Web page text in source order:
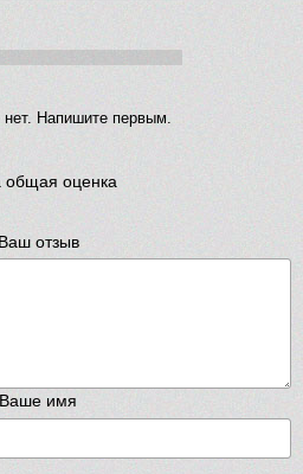
Напишите первым.
общая оценка
Ваш отзыв
Ваше имя